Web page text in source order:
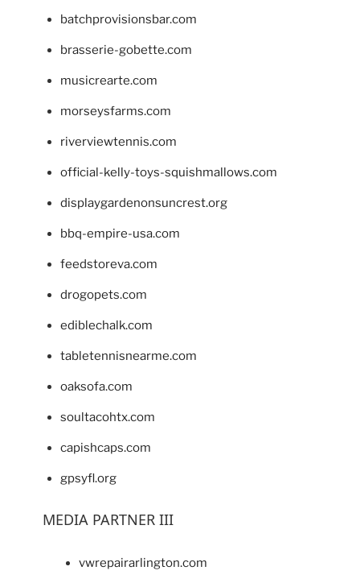
batchprovisionsbar.com
brasserie-gobette.com
musicrearte.com
morseysfarms.com
riverviewtennis.com
official-kelly-toys-squishmallows.com
displaygardenonsuncrest.org
bbq-empire-usa.com
feedstoreva.com
drogopets.com
ediblechalk.com
tabletennisnearme.com
oaksofa.com
soultacohtx.com
capishcaps.com
gpsyfl.org
MEDIA PARTNER III
vwrepairarlington.com